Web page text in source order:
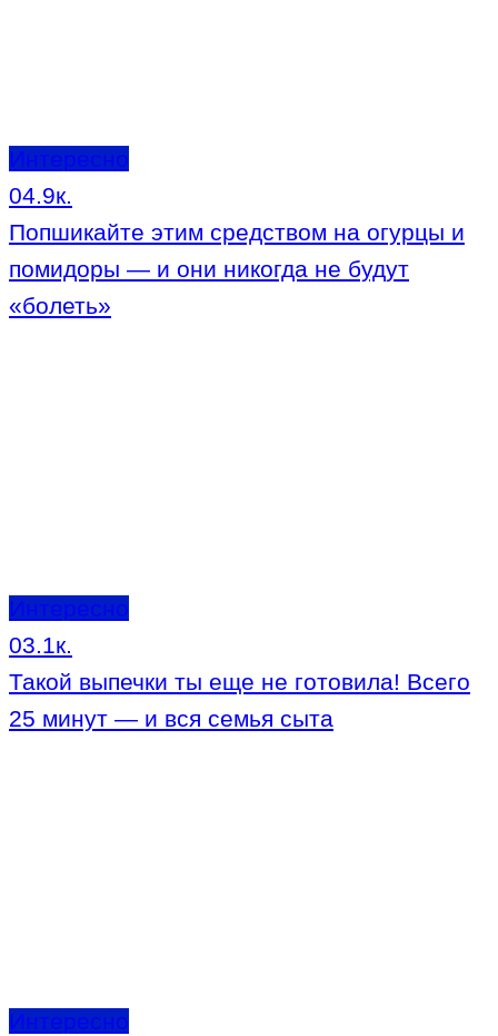
Интересно
04.9к.
Попшикайте этим средством на огурцы и
помидоры — и они никогда не будут
«болеть»
Интересно
03.1к.
Такой выпечки ты еще не готовила! Всего
25 минут — и вся семья сыта
Интересно